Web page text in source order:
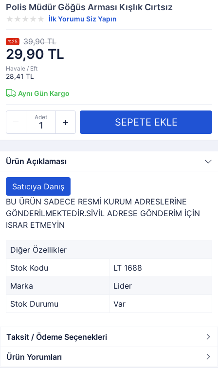
Polis Müdür Göğüs Arması Kışlık Cırtsız
İlk Yorumu Siz Yapın
29,90 TL
%25 39,90 TL
Havale / Eft
28,41 TL
Aynı Gün Kargo
Adet
Ürün Açıklaması
Satıcıya Danış
BU ÜRÜN SADECE RESMİ KURUM ADRESLERİNE
GÖNDERİLMEKTEDİR.SİVİL ADRESE GÖNDERİM İÇİN
ISRAR ETMEYİN
Diğer Özellikler
Stok Kodu
LT 1688
Marka
Lider
Stok Durumu
Var
Taksit / Ödeme Seçenekleri
Ürün Yorumları